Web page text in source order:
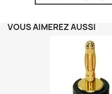
VOUS AIMEREZ AUSSI